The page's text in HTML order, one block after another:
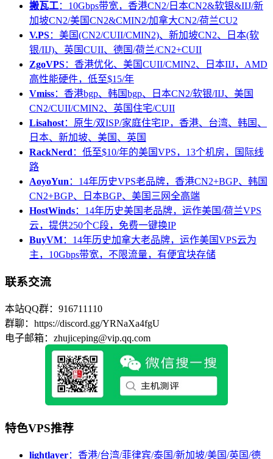
搬瓦工：10Gbps带宽，香港CN2/日本CN2&软银&IIJ/新
加坡CN2/美国CN2&CMIN2/加拿大CN2/荷兰CU2
V.PS：美国(CN2/CUII/CMIN2)、新加坡CN2、日本(软
银/IIJ)、英国CUII、德国/荷兰/CN2+CUII
ZgoVPS：香港优化、美国CUII/CMIN2、日本IIJ，AMD
高性能硬件，低至$15/年
Vmiss：香港bgp、韩国bgp、日本CN2/软银/IIJ、美国
CN2/CUII/CMIN2、英国住宅/CUII
Lisahost：原生/双ISP/家庭住宅IP，香港、台湾、韩国、
日本、新加坡、美国、英国
RackNerd ：低至$10/年的美国VPS，13个机房，国际线
路
AoyoYun ：14年历史VPS老品牌，香港CN2+BGP、韩国
CN2+BGP、日本BGP、美国三网全高端
HostWinds：14年历史美国老品牌，运作美国/荷兰VPS
云，提供250个C段，免费一键换IP
BuyVM：14年历史加拿大老品牌，运作美国VPS云为
主，10Gbps带宽，不限流量，有便宜块存储
联系交流
本站QQ群：916711110
群聊：https://discord.gg/YRNaXa4fgU
电子邮箱：zhujiceping@vip.qq.com
特色VPS推荐
lightlayer：香港/台湾/菲律宾/泰国/新加坡/美国/英国/德